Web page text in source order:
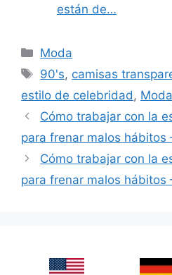
están de…
Categories
Moda
Tags
90's, camisas
estilo de celebridad , Moda
Cómo trabajar con la
para frenar malos hábitos
Cómo trabajar con la
para frenar malos hábitos